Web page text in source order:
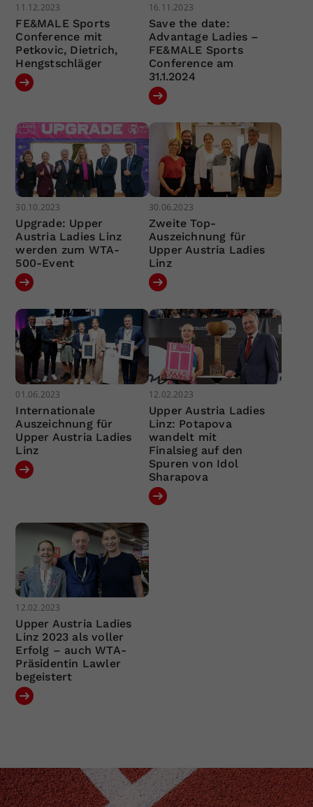
11.12.2023
FE&MALE Sports
Conference mit
Petkovic, Dietrich,
Hengstschläger
16.11.2023
Save the date:
Advantage Ladies –
FE&MALE Sports
Conference am
31.1.2024
30.10.2023
Upgrade: Upper
Austria Ladies Linz
werden zum WTA-
500-Event
30.06.2023
Zweite Top-
Auszeichnung für
Upper Austria Ladies
Linz
01.06.2023
Internationale
Auszeichnung für
Upper Austria Ladies
Linz
12.02.2023
Upper Austria Ladies
Linz: Potapova
wandelt mit
Finalsieg auf den
Spuren von Idol
Sharapova
12.02.2023
Upper Austria Ladies
Linz 2023 als voller
Erfolg – auch WTA-
Präsidentin Lawler
begeistert